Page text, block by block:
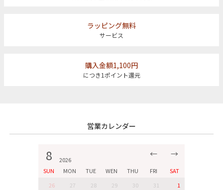
ラッピング無料
サービス
購入金額1,100円
につき1ポイント還元
営業カレンダー
8 2026
← →
SUN MON TUE WEN THU FRI
SAT
26
27 28 29 30 31
1